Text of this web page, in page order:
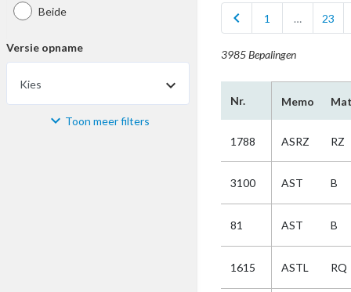
Beide
Versie opname
Kies
Materiaal Toon meer filters
chevron_left 1 … 23
3985 Bepalingen
Nr. Memo arrow_drop_down
1788 ASRZ RZ
3100 AST B
81 AST B
1615 ASTL RQ